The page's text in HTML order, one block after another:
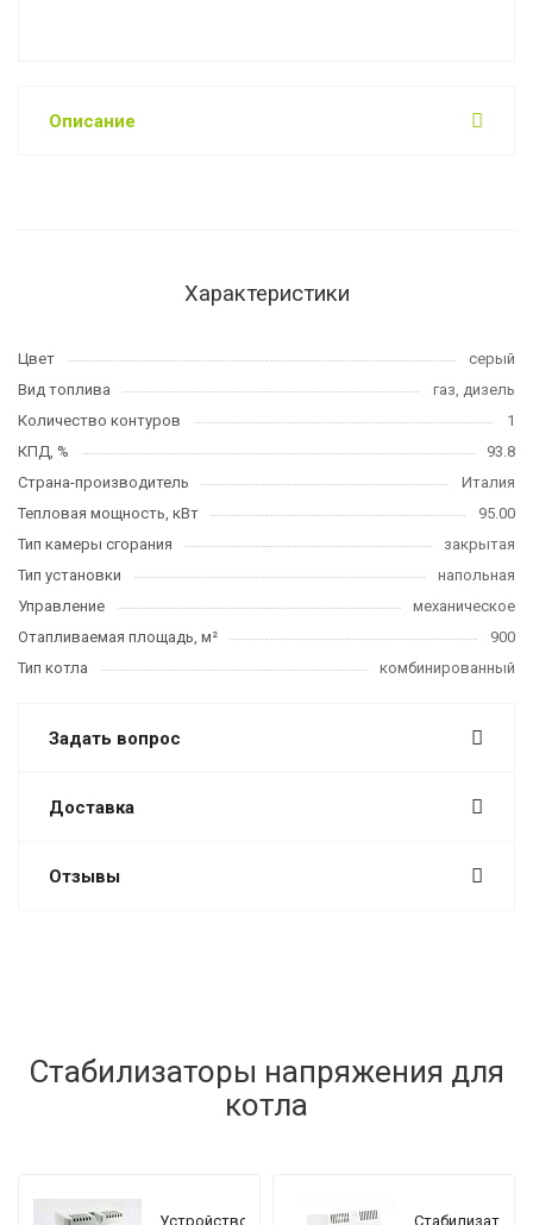
Описание
Характеристики
Цвет
серый
Вид топлива
газ, дизель
Количество контуров
1
КПД, %
93.8
Страна-производитель
Италия
Тепловая мощность, кВт
95.00
Тип камеры сгорания
закрытая
Тип установки
напольная
Управление
механическое
Отапливаемая площадь, м²
900
Тип котла
комбинированный
Задать вопрос
Доставка
Отзывы
Стабилизаторы напряжения для
котла
Устройство Стабилизатор